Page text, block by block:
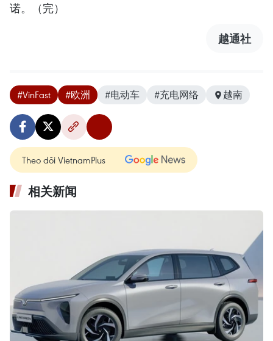
诺。（完）
越通社
#VinFast #欧洲 #电动车 #充电网络 越南
Theo dõi VietnamPlus
相关新闻